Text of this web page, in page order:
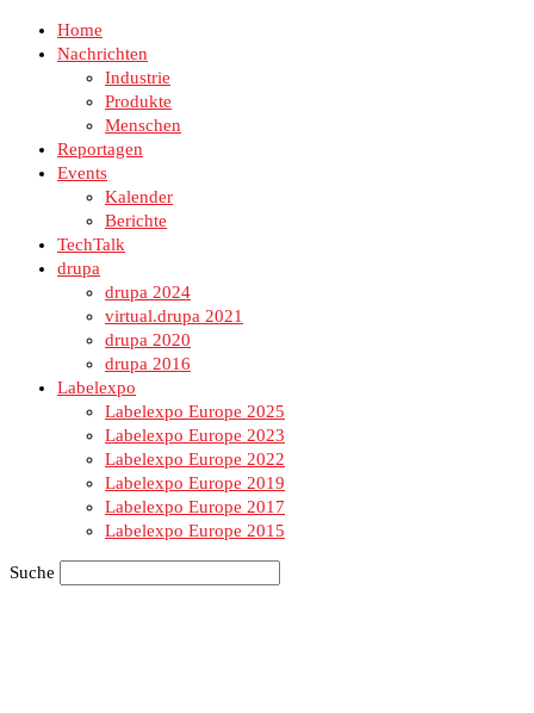
Home
Nachrichten
Industrie
Produkte
Menschen
Reportagen
Events
Kalender
Berichte
TechTalk
drupa
drupa 2024
virtual.drupa 2021
drupa 2020
drupa 2016
Labelexpo
Labelexpo Europe 2025
Labelexpo Europe 2023
Labelexpo Europe 2022
Labelexpo Europe 2019
Labelexpo Europe 2017
Labelexpo Europe 2015
Suche